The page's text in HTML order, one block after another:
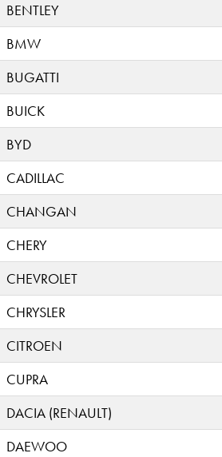
BENTLEY
BMW
BUGATTI
BUICK
BYD
CADILLAC
CHANGAN
CHERY
CHEVROLET
CHRYSLER
CITROEN
CUPRA
DACIA (RENAULT)
DAEWOO